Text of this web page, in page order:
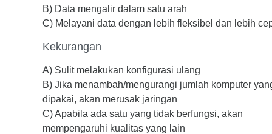
B) Data mengalir dalam satu arah
C) Melayani data dengan lebih fleksibel dan lebih
Kekurangan
A) Sulit melakukan konfigurasi ulang
B) Jika menambah/mengurangi jumlah komputer
dipakai, akan merusak jaringan
C) Apabila ada satu yang tidak berfungsi, akan
mempengaruhi kualitas yang lain